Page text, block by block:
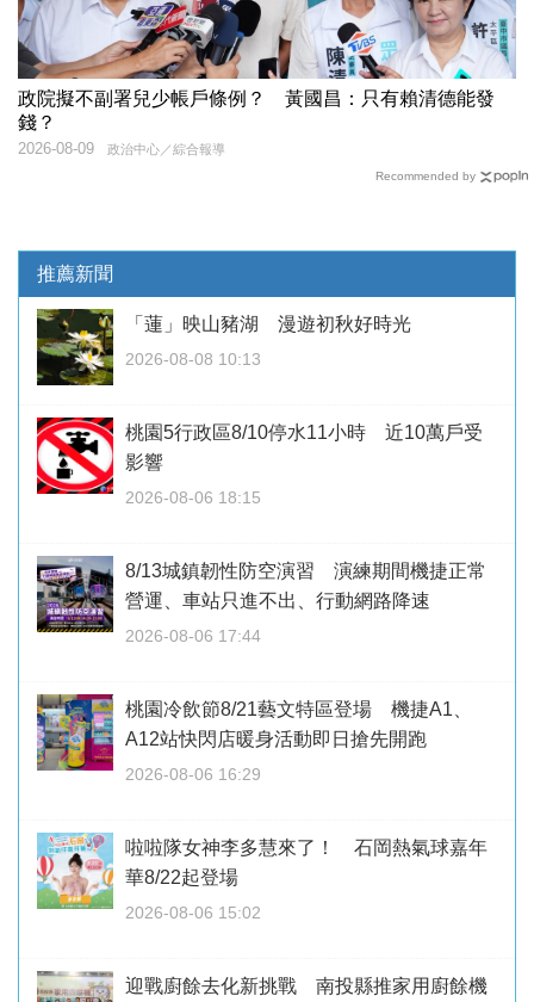
政院擬不副署兒少帳戶條例？ 黃國昌：只有賴清德能發
錢？
政治中心／綜合報導
2026-08-09
Recommended by
推薦新聞
「蓮」映山豬湖 漫遊初秋好時光
2026-08-08 10:13
桃園5行政區8/10停水11小時 近10萬戶受
影響
2026-08-06 18:15
8/13城鎮韌性防空演習 演練期間機捷正常
營運、車站只進不出、行動網路降速
2026-08-06 17:44
桃園冷飲節8/21藝文特區登場 機捷A1、
A12站快閃店暖身活動即日搶先開跑
2026-08-06 16:29
啦啦隊女神李多慧來了！ 石岡熱氣球嘉年
華8/22起登場
2026-08-06 15:02
迎戰廚餘去化新挑戰 南投縣推家用廚餘機